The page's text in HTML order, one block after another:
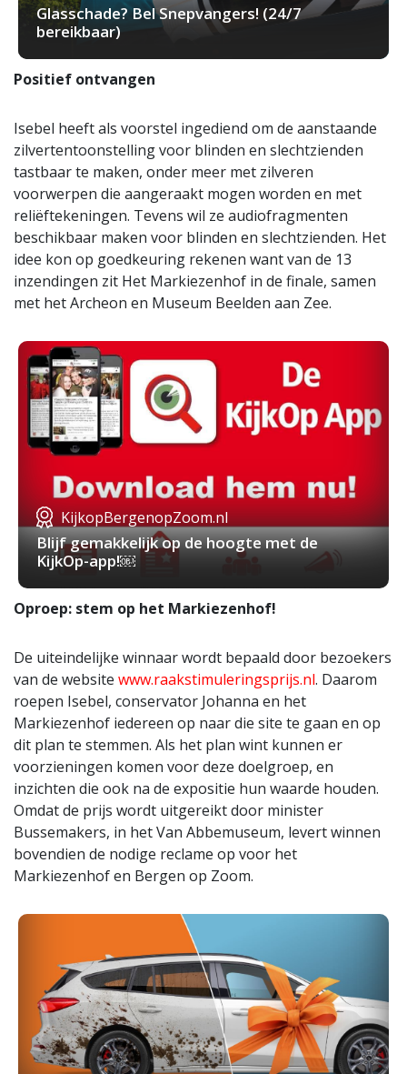
Glasschade? Bel Snepvangers! (24/7
bereikbaar)
Positief ontvangen
Isebel heeft als voorstel ingediend om de aanstaande
zilvertentoonstelling voor blinden en slechtzienden
tastbaar te maken, onder meer met zilveren
voorwerpen die aangeraakt mogen worden en met
reliëftekeningen. Tevens wil ze audiofragmenten
beschikbaar maken voor blinden en slechtzienden. Het
idee kon op goedkeuring rekenen want van de 13
inzendingen zit Het Markiezenhof in de finale, samen
met het Archeon en Museum Beelden aan Zee.
KijkopBergenopZoom.nl
Blijf gemakkelijk op de hoogte met de
KijkOp-app!￼
Oproep: stem op het Markiezenhof!
De uiteindelijke winnaar wordt bepaald door bezoekers
van de website www.raakstimuleringsprijs.nl. Daarom
roepen Isebel, conservator Johanna en het
Markiezenhof iedereen op naar die site te gaan en op
dit plan te stemmen. Als het plan wint kunnen er
voorzieningen komen voor deze doelgroep, en
inzichten die ook na de expositie hun waarde houden.
Omdat de prijs wordt uitgereikt door minister
Bussemakers, in het Van Abbemuseum, levert winnen
bovendien de nodige reclame op voor het
Markiezenhof en Bergen op Zoom.